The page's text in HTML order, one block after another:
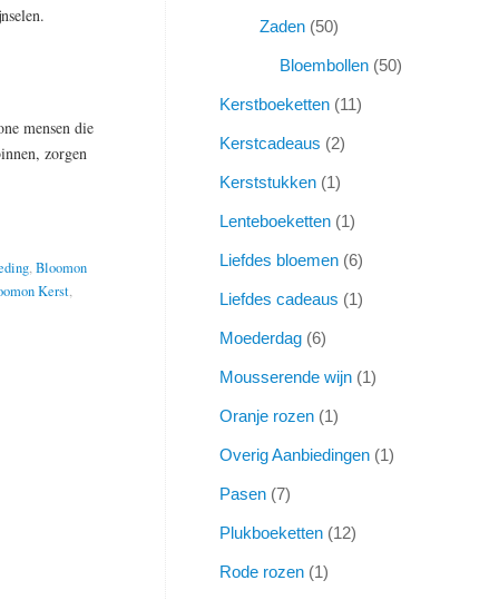
mensen die
zorgen
,Bloomon
Kerst,
Zaden 50
Bloembollen 50
Kerstboeketten 11
Kerstcadeaus 2
Kerststukken 1
Lenteboeketten 1
Liefdes bloemen 6
Liefdes cadeaus 1
Moederdag 6
Mousserende wijn 1
Oranje rozen 1
Overig Aanbiedingen 1
Pasen 7
Plukboeketten 12
Rode rozen 1